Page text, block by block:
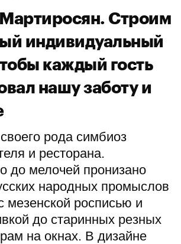
Строим
индивидуальный
каждый гость
нашу заботу и
рода симбиоз
и ресторана.
до мелочей пронизано
народных промыслов
мезенской росписью и
до старинных резных
на окнах. В дизайне